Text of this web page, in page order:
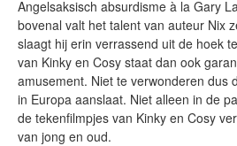
Angelsaksisch absurdisme à la Gary
bovenal valt het talent van auteur Nix
slaagt hij erin verrassend uit de hoek
van Kinky en Cosy staat dan ook
amusement. Niet te verwonderen dus
in Europa aanslaat. Niet alleen in de
de tekenfilmpjes van Kinky en Cosy
van jong en oud.